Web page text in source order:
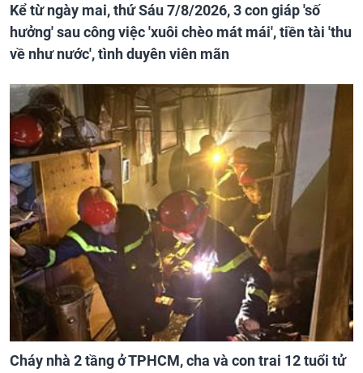
Kể từ ngày mai, thứ Sáu 7/8/2026, 3 con giáp 'số
hưởng' sau công việc 'xuôi chèo mát mái', tiền tài 'thu
về như nước', tình duyên viên mãn
Cháy nhà 2 tầng ở TPHCM, cha và con trai 12 tuổi tử